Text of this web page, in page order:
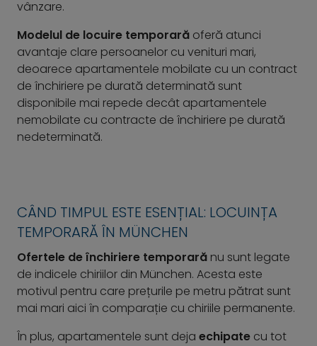
vânzare.
Modelul de locuire temporară oferă atunci
avantaje clare persoanelor cu venituri mari,
deoarece apartamentele mobilate cu un contract
de închiriere pe durată determinată sunt
disponibile mai repede decât apartamentele
nemobilate cu contracte de închiriere pe durată
nedeterminată.
CÂND TIMPUL ESTE ESENȚIAL: LOCUINȚA
TEMPORARĂ ÎN MÜNCHEN
Ofertele de închiriere temporară nu sunt legate
de indicele chiriilor din München. Acesta este
motivul pentru care prețurile pe metru pătrat sunt
mai mari aici în comparație cu chiriile permanente.
În plus, apartamentele sunt deja echipate cu tot